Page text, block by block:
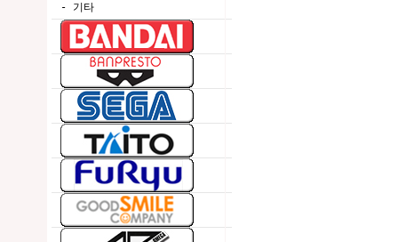
- 기타